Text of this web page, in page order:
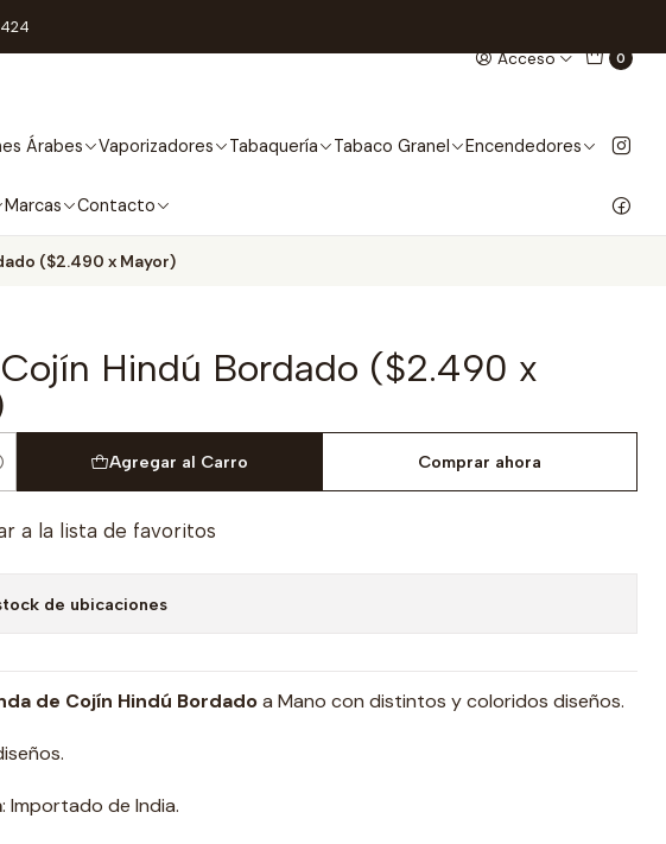
Acceso 0
Árabes Vaporizadores Tabaquería Tabaco Granel Encendedores
Marcas Contacto
($2.490 x Mayor)
Hindú Bordado ($2.490 x
Agregar al Carro Comprar ahora
a la lista de favoritos
de ubicaciones
de Cojín Hindú Bordadoa Mano con distintos y coloridos diseños.
: Importado de India.